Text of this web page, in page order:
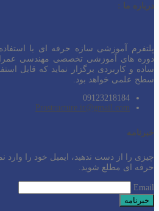
درباره ما :
پلتفرم آموزشی سازه حرفه ای با
دوره های آموزشی تخصصی مهندسی عمران
ساده و کاربردی برگزار نماید که قابل
سطح علمی خواهد بود.
09123218184
Prostructure.ir@gmail.com
خبرنامه
چیزی را از دست ندهید، ایمیل خود را وارد
حرفه ای مطلع شوید.
Email